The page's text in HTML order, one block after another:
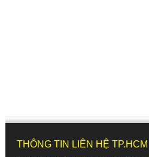
THÔNG TIN LIÊN HỆ TP.HCM